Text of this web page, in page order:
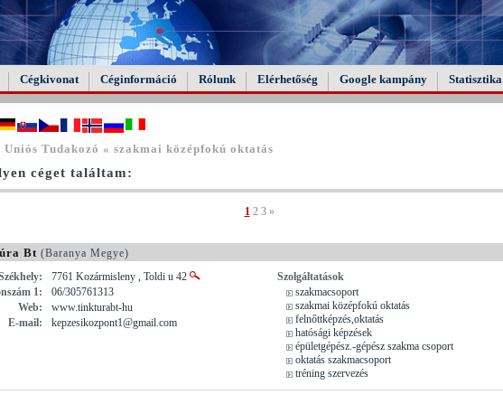
Cégkivonat Céginformáció Rólunk Elérhetőség Google kampány Statisztika
Tudakozó « szakmai középfokú oktatás
céget találtam:
1 2 3 »
Bt (Baranya Megye)
7761 Kozármisleny , Toldi u 42
1:
06/305761313
Web:
www.tinkturabt-hu
E-mail:
kepzesikozpont1@gmail.com
Szolgáltatások
szakmacsoport
szakmai középfokú oktatás
felnőttképzés,oktatás
hatósági képzések
épületgépész.-gépész szakma csoport
oktatás szakmacsoport
tréning szervezés